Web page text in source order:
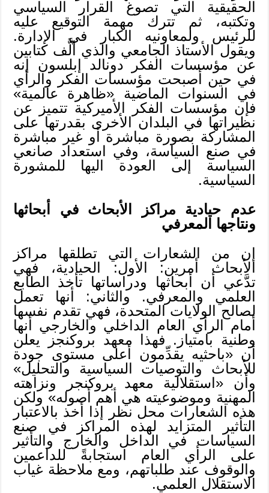
الحقيقية التي تصوغ القرار السياسي
وتكتبه، ثم تترك مهمة التوقيع عليه
للرئيس ولمعاونيه الكبار في الإدارة.
ويقول الأستاذ الجامعي والذي ألَّف كتابين
عن مؤسسات الفكر دونالد إبلسون إنه
في حين أصبحت مؤسسات الفكر والرأي
في السنوات الماضية «ظاهرة عالمية»
فإن مؤسسات الفكر الأميركية تتميز عن
نظيراتها في البلدان الأخرى بقدرتها على
المشاركة بصورة مباشرة أو غير مباشرة
في صنع السياسة، وفي استعداد صانعي
السياسة إلى العودة اليها للمشورة
السياسية.
عدم حيادية مراكز الأبحاث في أبحاثها
ونتاجها المعرفي
إن من الشعارات التي تطلقها مراكز
الأبحاث أمرين: الأول: الحيادية، فهي
تدَّعي أن أبحاثها ودراساتها تأخذ الطابع
العلمي والمعرفي. والثاني: أنها تعمل
لصالح الولايات المتحدة، فهي تقدم نفسها
أمام الرأي العام الداخلي والخارجي أنها
وطنية بامتياز. فهذا معهد بروكنجز يعلن
أن «باحثيه يقدِّمون أعلى مستوى جودة
للأبحاث والتوصيات السياسية والتحليل»
وأن «استقلالية معهد بروكنجر ونزاهته
المهنية وموضوعيته هي أهم أصوله» ولكن
هذه الشعارات محل نظر إذا أخذ بالاعتبار
التأثير المتزايد لهذه المراكز في صنع
السياسات في الداخل والخارج والتأثير
على الرأي العام استجابةً للداعمين
والوقوف عند طلباتهم، ومع ملاحظة غياب
الاستقلال العلمي.